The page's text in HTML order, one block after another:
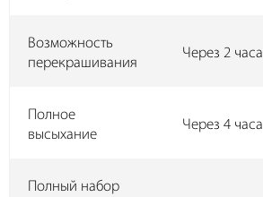
Возможность
перекрашивания
Через 2 часа
Полное
высыхание
Через 4 часа
Полный набор